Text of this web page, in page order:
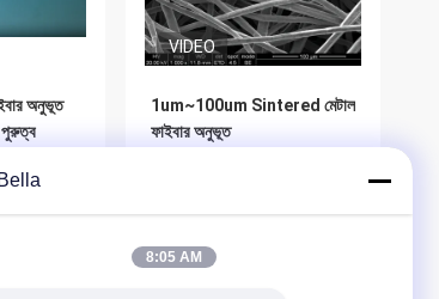
অনুভূত
পুরুত্ব
VIDEO
1um~100um Sintered মেটাল
ফাইবার অনুভূত
ভালো দাম
Bella
8:05 AM